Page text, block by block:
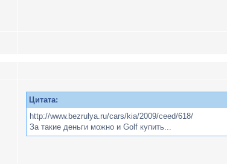
Цитата:
http://www.bezrulya.ru/cars/kia/2009/ceed/618/
За такие деньги можно и Golf купить...